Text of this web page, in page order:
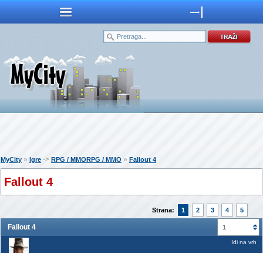
MyCity » Igre -> RPG / MMORPG / MMO » Fallout 4
Fallout 4
Strana: 1 2 3 4 5
1
Fallout 4
Idi na vrh